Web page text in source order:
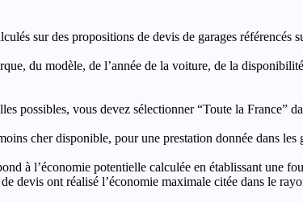
sur des propositions de devis de garages
du modèle, de l’année de la voiture, de la
possibles, vous devez sélectionner “Toute la France”
cher disponible, pour une prestation donnée dans les
l’économie potentielle calculée en établissant une
devis ont réalisé l’économie maximale citée dans le